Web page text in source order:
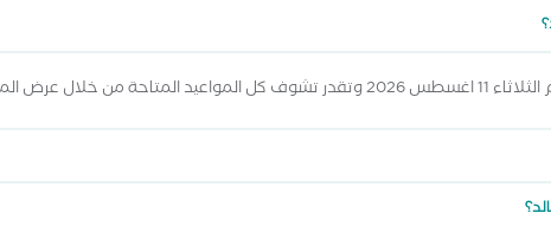
عرض المواعيد أعلاه